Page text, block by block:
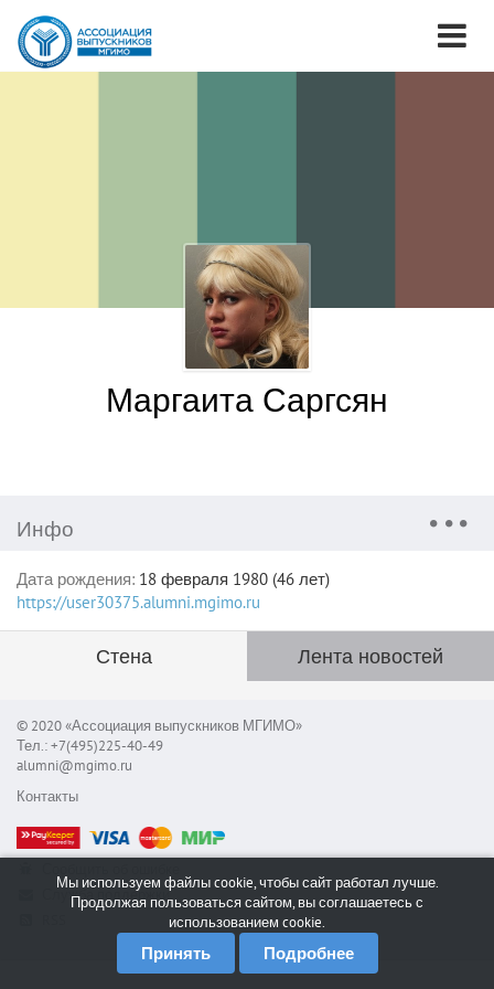
Маргаита Саргсян
Инфо
Дата рождения: 18 февраля 1980 (46 лет)
https://user30375.alumni.mgimo.ru
Стена Лента новостей
© 2020 «Ассоциация выпускников МГИМО»
Тел.: +7(495)225-40-49
alumni@mgimo.ru
Контакты
Служба поддержки
Мы используем файлы cookie, чтобы сайт работал лучше.
Продолжая пользоваться сайтом, вы соглашаетесь с
использованием cookie.
Принять Подробнее